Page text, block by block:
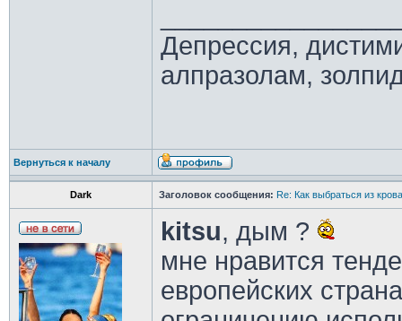
Депрессия,
алпразолам,
Вернуться к началу
Dark Заголовок сообщения: Re: Как выбраться из
kitsu, дым ?
мне нравится
европейских